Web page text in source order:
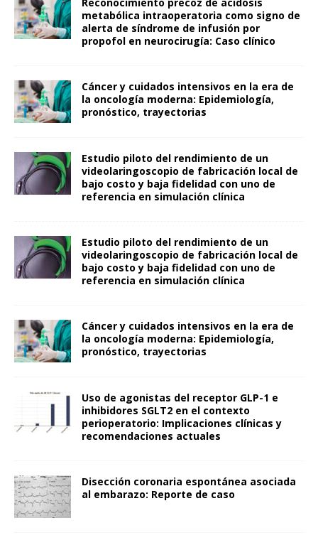
metabólica intraoperatoria como signo de
alerta de síndrome de infusión por
propofol en neurocirugía: Caso clínico
Cáncer y cuidados intensivos en la era de
la oncología moderna: Epidemiología,
pronóstico, trayectorias
Estudio piloto del rendimiento de un
videolaringoscopio de fabricación local de
bajo costo y baja fidelidad con uno de
referencia en simulación clínica
Estudio piloto del rendimiento de un
videolaringoscopio de fabricación local de
bajo costo y baja fidelidad con uno de
referencia en simulación clínica
Cáncer y cuidados intensivos en la era de
la oncología moderna: Epidemiología,
pronóstico, trayectorias
Uso de agonistas del receptor GLP-1 e
inhibidores SGLT2 en el contexto
perioperatorio: Implicaciones clínicas y
recomendaciones actuales
Disección coronaria espontánea asociada
al embarazo: Reporte de caso